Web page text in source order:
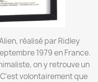
réalisé par Ridley
1979 en France.
on y retrouve un
volontairement que